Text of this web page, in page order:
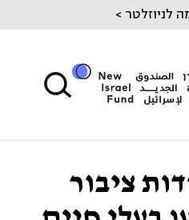
לניוזלטר >
ציבור